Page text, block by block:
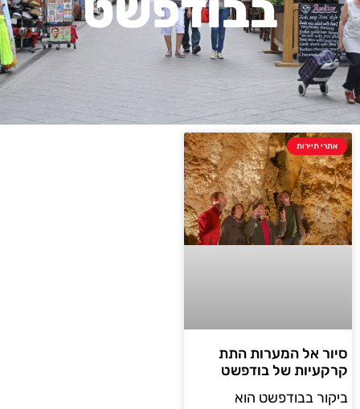
אתרי תיירות
סיור אל המערות התת
קרקעיות של בודפשט
ביקור בבודפשט הוא